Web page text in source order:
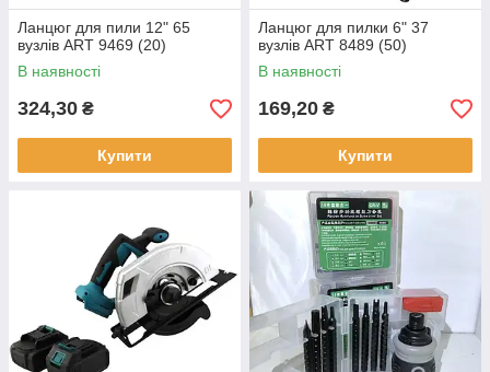
Ланцюг для пили 12" 65
вузлів ART 9469 (20)
В наявності
324,30 ₴
Купити
Ланцюг для пилки 6" 37
вузлів ART 8489 (50)
В наявності
169,20 ₴
Купити